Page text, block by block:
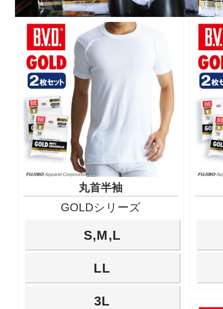
丸首半袖
GOLDシリーズ
S,M,L
LL
3L